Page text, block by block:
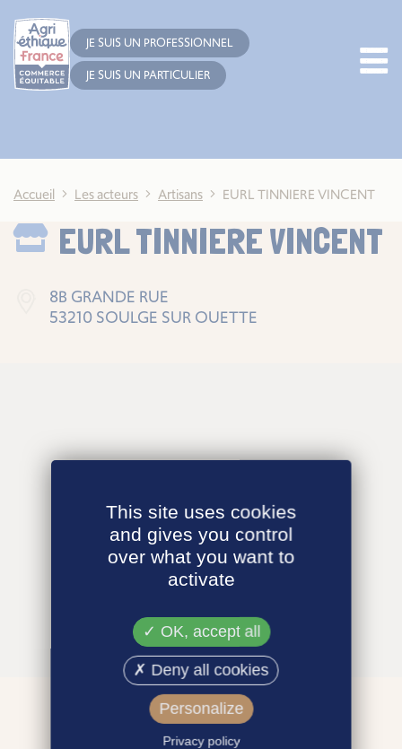
JE SUIS UN PROFESSIONNEL
JE SUIS UN PARTICULIER
Accueil Les acteurs Artisans EURL TINNIERE VINCENT
EURL TINNIERE VINCENT
8B GRANDE RUE
53210 SOULGE SUR OUETTE
This site uses cookies
and gives you control
over what you want to
activate
OK, accept all
Deny all cookies
Personalize
Privacy policy